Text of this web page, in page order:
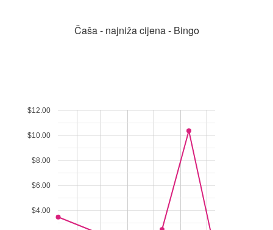
Čaša - najniža cijena - Bingo
$4.00
$6.00
$8.00
$10.00
$12.00